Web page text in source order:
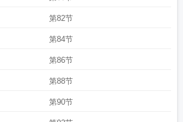
第82节
第84节
第86节
第88节
第90节